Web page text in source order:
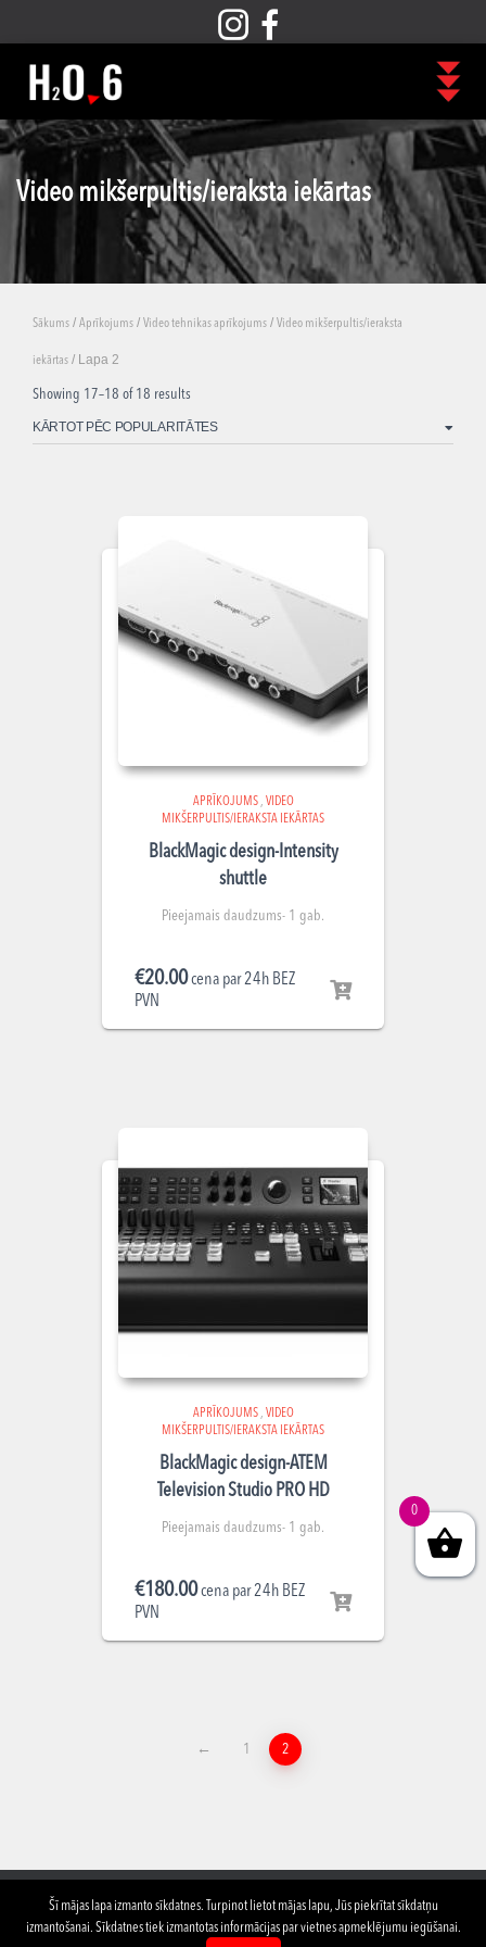
Video mikšerpultis/ieraksta iekārtas
Sākums / Aprīkojums / Video tehnikas aprīkojums / Video mikšerpultis/ieraksta
iekārtas / Lapa 2
Showing 17–18 of 18 results
APRĪKOJUMS, VIDEO
MIKŠERPULTIS/IERAKSTA IEKĀRTAS
BlackMagic design-Intensity
shuttle
Pieejamais daudzums- 1 gab.
€20.00cena par 24h BEZ
PVN
APRĪKOJUMS, VIDEO
MIKŠERPULTIS/IERAKSTA IEKĀRTAS
BlackMagic design-ATEM
Television Studio PRO HD
Pieejamais daudzums- 1 gab.
€180.00cena par 24h BEZ
PVN
← 1 2
PAR MUMS TELPU NOMA APRĪKOJUMA NOMA KONTAKTI
0
Šī mājas lapa izmanto sīkdatnes. Turpinot lietot mājas lapu, Jūs piekrītat sīkdatņu
izmantošanai. Sīkdatnes tiek izmantotas informācijas par vietnes apmeklējumu iegūšanai.